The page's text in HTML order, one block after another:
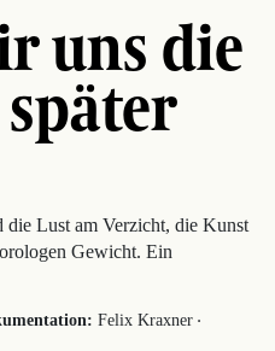
uns die
die Lust am Verzicht, die Kunst
Gewicht. Ein
Felix Kraxner ·